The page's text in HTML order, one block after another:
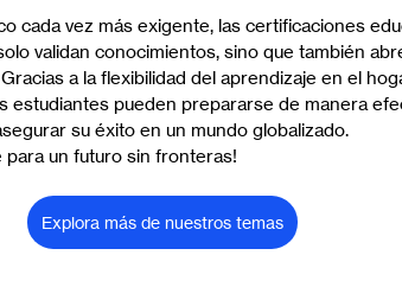
cada vez más exigente, las certificaciones
validan conocimientos, sino que también
a la flexibilidad del aprendizaje en el
estudiantes pueden prepararse de manera
su éxito en un mundo globalizado.
para un futuro sin fronteras!
Explora más de nuestros temas